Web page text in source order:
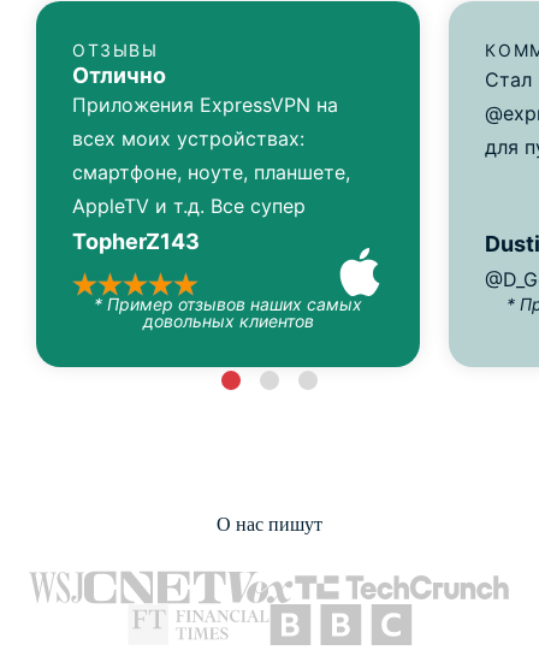
ОТЗЫВЫ
Отлично
Приложения ExpressVPN на
всех моих устройствах:
смартфоне, ноуте, планшете,
AppleTV и т.д. Все супер
TopherZ143
* Пример отзывов наших самых
довольных клиентов
Стал
для
*
О нас пишут